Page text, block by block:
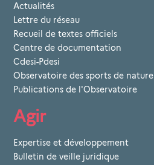
Actualités
Lettre du réseau
Recueil de textes officiels
Centre de documentation
Cdesi-Pdesi
Observatoire des sports de nature
Publications de l'Observatoire
Agir
Expertise et développement
Bulletin de veille juridique